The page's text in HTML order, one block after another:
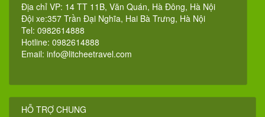
Địa chỉ VP: 14 TT 11B, Văn Quán, Hà Đông, Hà Nội
Đội xe:357 Trần Đại Nghĩa, Hai Bà Trưng, Hà Nội
Tel: 0982614888
Hotline: 0982614888
Email: info@litcheetravel.com
HỖ TRỢ CHUNG